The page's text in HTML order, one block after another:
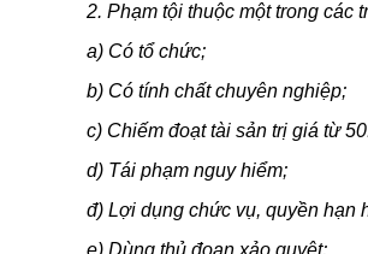
2. Phạm tội thuộc một trong các
a) Có tổ chức;
b) Có tính chất chuyên nghiệp;
c) Chiếm đoạt tài sản trị giá từ
d) Tái phạm nguy hiểm;
đ) Lợi dụng chức vụ, quyền hạn
e) Dùng thủ đoạn xảo quyệt;